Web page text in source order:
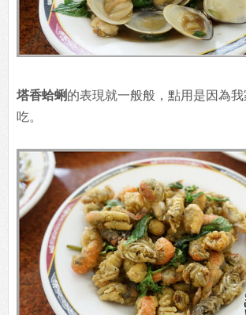
塔香蛤蜊的表現就一般般，點用是因為
吃。